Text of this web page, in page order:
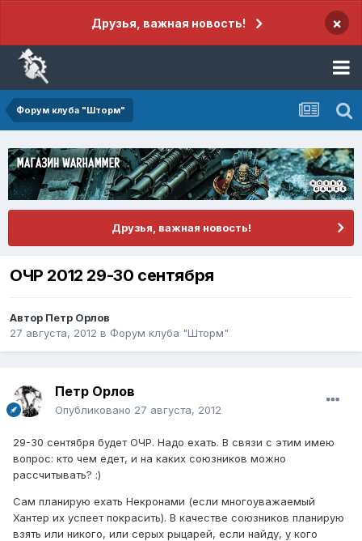
Друзья, важная новость! ×
Форум клуба "Шторм"
Друзья, важная новость!
ОЧР 2012 29-30 сентября
Автор Петр Орлов
27 августа, 2012 в Форум клуба "Шторм"
Петр Орлов
Опубликовано 27 августа, 2012
29-30 сентября будет ОЧР. Надо ехать. В связи с этим имею
вопрос: кто чем едет, и на каких союзников можно
рассчитывать? :)
Сам планирую ехать Некронами (если многоуважаемый
Хантер их успеет покрасить). В качестве союзников планирую
взять или никого, или серых рыцарей, если найду, у кого